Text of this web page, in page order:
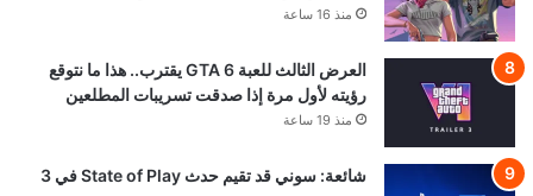
منذ 16 ساعة
العرض الثالث للعبة GTA 6 يقترب.. هذا ما نتوقع
رؤيته لأول مرة إذا صدقت تسريبات المطلعين
منذ 19 ساعة
شائعة: سوني قد تقيم حدث State of Play في 3